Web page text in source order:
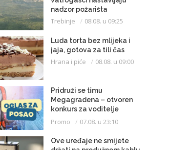
nadzor požarišta
Trebinje 08.08. u 09:25
Luda torta bez mlijeka i
jaja, gotova za tili čas
Hrana i piće 08.08. u 09:00
Pridruži se timu
Megagradena – otvoren
konkurs za voditelje
gradilišta
Promo 07.08. u 23:10
Ove uređaje ne smijete